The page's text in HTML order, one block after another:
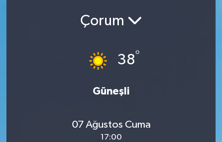
Çorum
38°
Güneşli
07 Ağustos Cuma
17:00